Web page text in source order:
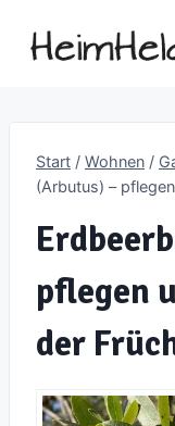
Inhalt
Start / Wohnen /
(Arbutus) –
pflegen
der